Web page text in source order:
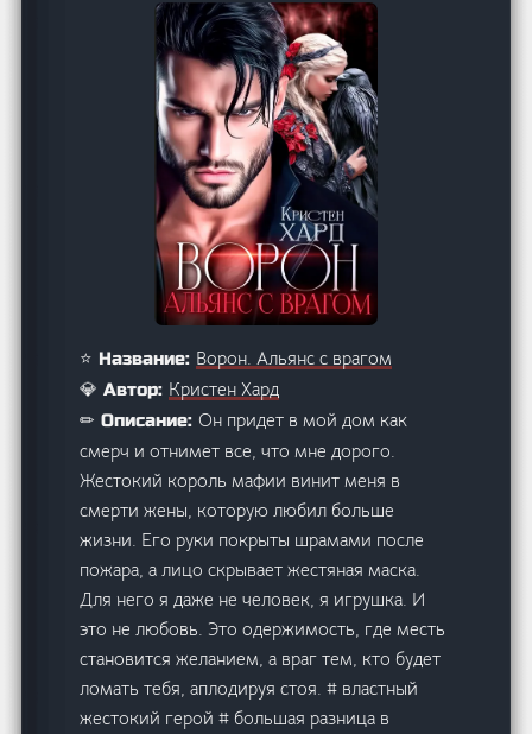
⭐ Название: Ворон. Альянс с врагом
💎 Автор: Кристен Хард
✏ Описание:Он придет в мой дом как
смерч и отнимет все, что мне дорого.
Жестокий король мафии винит меня в
смерти жены, которую любил больше
жизни. Его руки покрыты шрамами после
пожара, а лицо скрывает жестяная маска.
Для него я даже не человек, я игрушка. И
это не любовь. Это одержимость, где месть
становится желанием, а враг тем, кто будет
ломать тебя, аплодируя стоя. # властный
жестокий герой # большая разница в